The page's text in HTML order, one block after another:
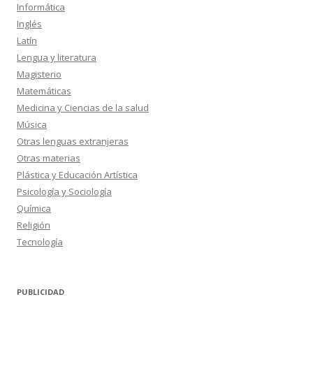
Informática
Inglés
Latín
Lengua y literatura
Magisterio
Matemáticas
Medicina y Ciencias de la salud
Música
Otras lenguas extranjeras
Otras materias
Plástica y Educación Artística
Psicología y Sociología
Química
Religión
Tecnología
PUBLICIDAD